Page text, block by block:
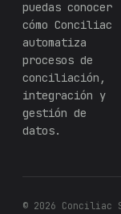
puedas conocer
cómo Conciliac
automatiza
procesos de
conciliación,
integración y
gestión de
datos.
© 2026 Conciliac